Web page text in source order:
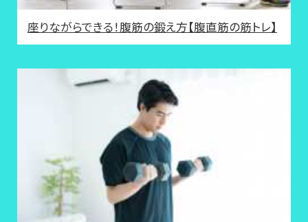
座りながらできる！腹筋の鍛え方【腹直筋の筋トレ】